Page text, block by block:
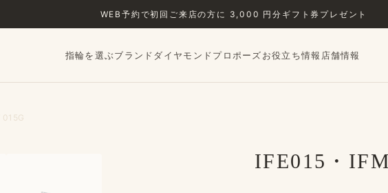
WEB予約で​初回ご来店の​方に​ 3,000 円分ギフト券プレゼント
指輪を選ぶブランドダイヤモンドプロポーズお役立ち情報 店舗情報
015G
IFE015・